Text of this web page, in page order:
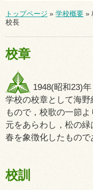
トップページ » 学校概要 »
校長
校章
1948(昭和23)
学校の校章として海
もので，校歌の一節
元をあらわし，松の
春を象徴化したもので
校訓